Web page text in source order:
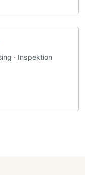
· Inspektion